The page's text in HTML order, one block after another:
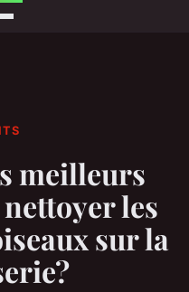
meilleurs
les
sur la